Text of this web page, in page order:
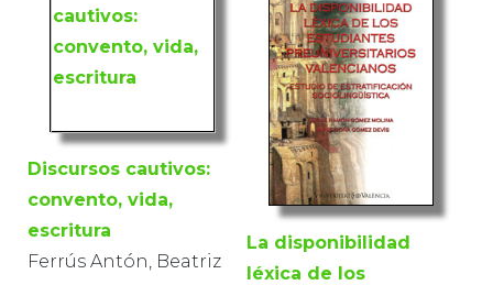
Discursos cautivos:
convento, vida,
escritura
Ferrús Antón, Beatriz
La disponibilidad
léxica de los